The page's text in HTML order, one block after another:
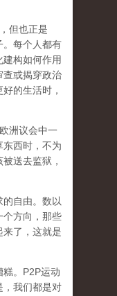
但也正是
。每个人都有
构如何作用
查或揭穿政治
的生活时，
洲议会中一
西时，不为
送去监狱，
自由。数以
个方向，那些
了， 这就是
。P2P运动
，我们都是对